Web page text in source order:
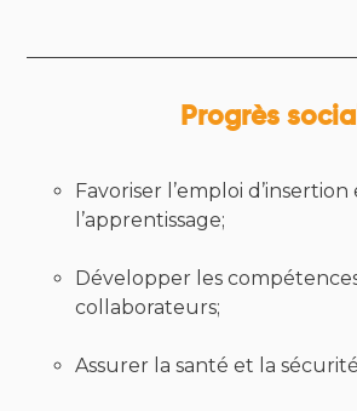
Progrès social
Favoriser l’emploi d’insertion
l’apprentissage;
Développer les
collaborateurs;
Assurer la santé et la